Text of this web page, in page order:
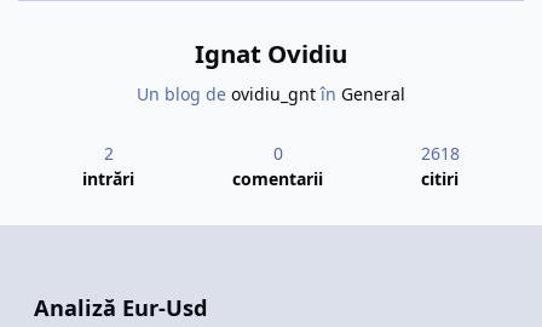
Ignat Ovidiu
Un blog de ovidiu_gntîn General
2
intrări
0
comentarii
2618
citiri
Analiză Eur-Usd